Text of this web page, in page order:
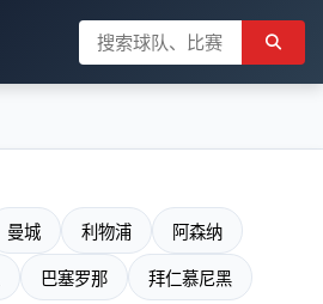
曼城 利物浦 阿森纳
巴塞罗那 拜仁慕尼黑